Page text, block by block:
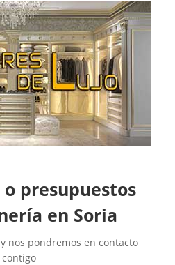
o presupuestos
en Soria
nos pondremos en contacto
contigo